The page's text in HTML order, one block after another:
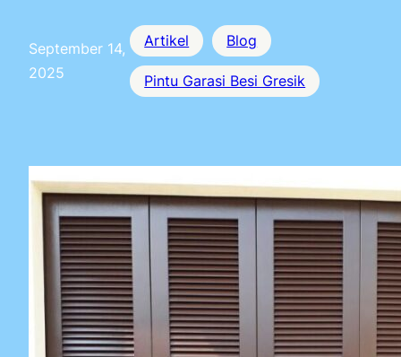
September 14,
2025
Artikel Blog
Pintu Garasi Besi Gresik